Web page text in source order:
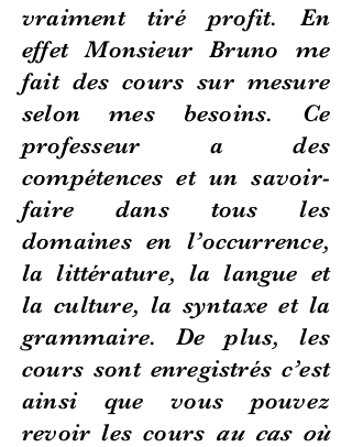
vraiment tiré profit. En
effet Monsieur Bruno me
fait des cours sur mesure
selon mes besoins. Ce
professeur a des
compétences et un savoir-
faire dans tous les
domaines en l’occurrence,
la littérature, la langue et
la culture, la syntaxe et la
grammaire. De plus, les
cours sont enregistrés c’est
ainsi que vous pouvez
revoir les cours au cas où